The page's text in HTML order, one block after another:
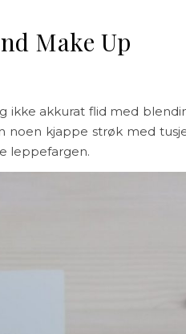
Make Up
ikke akkurat flid med
noen kjappe strøk med
leppefargen.